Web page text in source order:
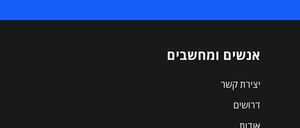
אנשים ומחשבים
יצירת קשר
דרושים